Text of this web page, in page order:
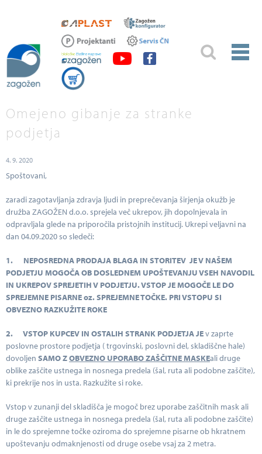
Omejeno gibanje za stranke
podjetja
4. 9. 2020
Spoštovani,
zaradi zagotavljanja zdravja ljudi in preprečevanja širjenja okužb je
družba ZAGOŽEN d.o.o. sprejela več ukrepov, jih dopolnjevala in
odpravljala glede na priporočila pristojnih institucij. Ukrepi veljavni na
dan 04.09.2020 so sledeči:
1. NEPOSREDNA PRODAJA BLAGA IN STORITEV JE V NAŠEM
PODJETJU MOGOČA OB DOSLEDNEM UPOŠTEVANJU VSEH NAVODIL
IN UKREPOV SPREJETIH V PODJETJU. VSTOP JE MOGOČE LE DO
SPREJEMNE PISARNE oz. SPREJEMNE TOČKE. PRI VSTOPU SI
OBVEZNO RAZKUŽITE ROKE
2. VSTOP KUPCEV IN OSTALIH STRANK PODJETJA JEv zaprte
poslovne prostore podjetja ( trgovinski, poslovni del, skladiščne hale)
dovoljen SAMO ZOBVEZNO UPORABO ZAŠČITNE MASKEali druge
oblike zaščite ustnega in nosnega predela (šal, ruta ali podobne zaščite),
ki prekrije nos in usta. Razkužite si roke.
Vstop v zunanji del skladišča je mogoč brez uporabe zaščitnih mask ali
druge zaščite ustnega in nosnega predela (šal, ruta ali podobne zaščite)
in le do sprejemne točke oziroma do sprejemne pisarne ob hkratnem
upoštevanju odmaknjenosti od druge osebe vsaj za 2 metra.